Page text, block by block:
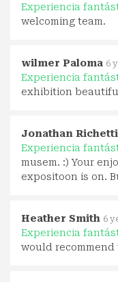
Experiencia
welcoming team.
wilmer Paloma 6
Experiencia
exhibition
Jonathan Richetti
Experiencia
musem. :) Your
expositoon is on.
Heather Smith 6
Experiencia
would